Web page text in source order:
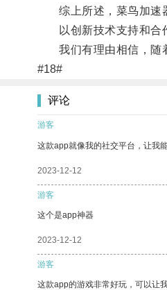
综上所述，菜鸟加速器
以创新技术支持和合作
我们有理由相信，随着
#18#
评论
游客
这款app就像我的社交平台，让我
2023-12-12
游客
这个是app神器
2023-12-12
游客
这款app的游戏非常好玩，可以让我